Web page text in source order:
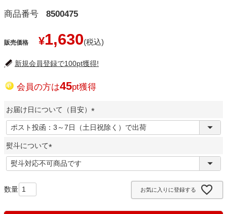
商品番号 8500475
販売価格 ¥1,630
新規会員登録で100pt獲得!
会員の方は45pt獲得
お届け日について（目安）
(
必
)
熨斗について
(
必
お気に入りに登録する